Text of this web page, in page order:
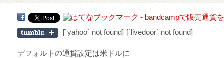
[`yahoo` not found] [`livedoor` not found]
デフォルトの通貨設定は米ドルに